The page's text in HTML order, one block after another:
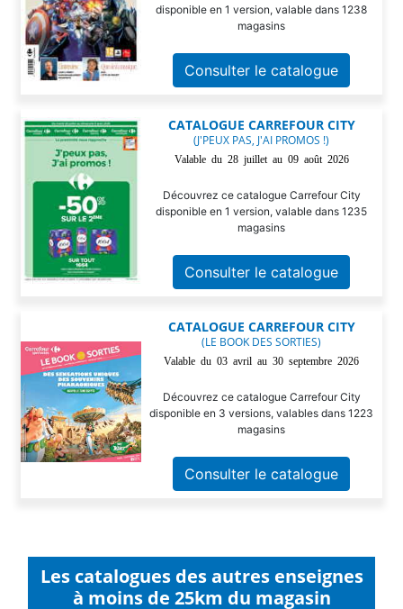
disponible en 1 version, valable dans 1238
magasins
Consulter le catalogue
CATALOGUE CARREFOUR CITY
(J'PEUX PAS, J'AI PROMOS !)
Valable du 28 juillet au 09 août 2026
Découvrez ce catalogue Carrefour City
disponible en 1 version, valable dans 1235
magasins
Consulter le catalogue
CATALOGUE CARREFOUR CITY
(LE BOOK DES SORTIES)
Valable du 03 avril au 30 septembre 2026
Découvrez ce catalogue Carrefour City
disponible en 3 versions, valables dans 1223
magasins
Consulter le catalogue
Les catalogues des autres enseignes
à moins de 25km du magasin